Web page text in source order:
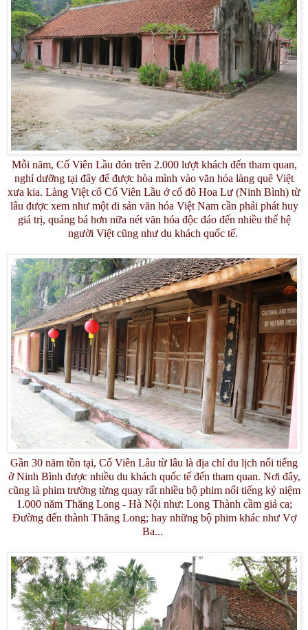
Mỗi năm, Cố Viên Lầu đón trên 2.000 lượt khách đến tham quan,
nghỉ dưỡng tại đây để được hòa mình vào văn hóa làng quê Việt
xưa kia. Làng Việt cổ Cố Viên Lầu ở cố đô Hoa Lư (Ninh Bình) từ
lâu được xem như một di sản văn hóa Việt Nam cần phải phát huy
giá trị, quảng bá hơn nữa nét văn hóa độc đáo đến nhiều thế hệ
người Việt cũng như du khách quốc tế.
Gần 30 năm tồn tại, Cố Viên Lâu từ lâu là địa chỉ du lịch nổi tiếng
ở Ninh Bình được nhiều du khách quốc tế đến tham quan. Nơi đây,
cũng là phim trường từng quay rất nhiều bộ phim nổi tiếng kỷ niệm
1.000 năm Thăng Long - Hà Nội như: Long Thành cầm giả ca;
Đường đến thành Thăng Long; hay những bộ phim khác như Vợ
Ba...